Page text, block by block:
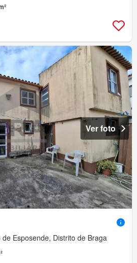
Ver foto
Esposende, Distrito de Braga